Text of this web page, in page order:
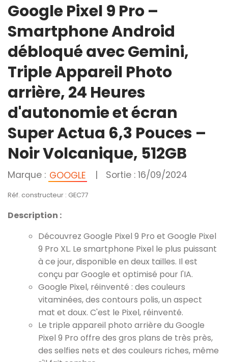
Google Pixel 9 Pro –
Smartphone Android
débloqué avec Gemini,
Triple Appareil Photo
arrière, 24 Heures
d'autonomie et écran
Super Actua 6,3 Pouces –
Noir Volcanique, 512GB
Marque : GOOGLE | Sortie : 16/09/2024
Réf. constructeur : GEC77
Description :
Découvrez Google Pixel 9 Pro et Google Pixel
9 Pro XL. Le smartphone Pixel le plus puissant
à ce jour, disponible en deux tailles. Il est
conçu par Google et optimisé pour l'IA.
Google Pixel, réinventé : des couleurs
vitaminées, des contours polis, un aspect
mat et doux. C'est le Pixel, réinventé.
Le triple appareil photo arrière du Google
Pixel 9 Pro offre des gros plans de très près,
des selfies nets et des couleurs riches, même